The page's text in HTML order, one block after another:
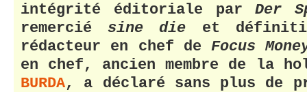
intégrité éditoriale parDer
remerciésine die et
rédacteur en chef deFocus
en chef, ancien membre de la
BURDA, a déclaré sans plus de